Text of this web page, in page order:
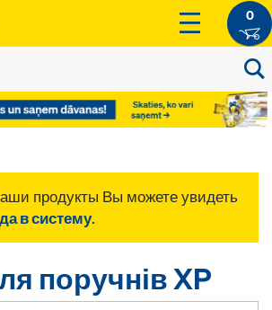
0
продукты Вы можете увидеть
в систему.
поручнів XP